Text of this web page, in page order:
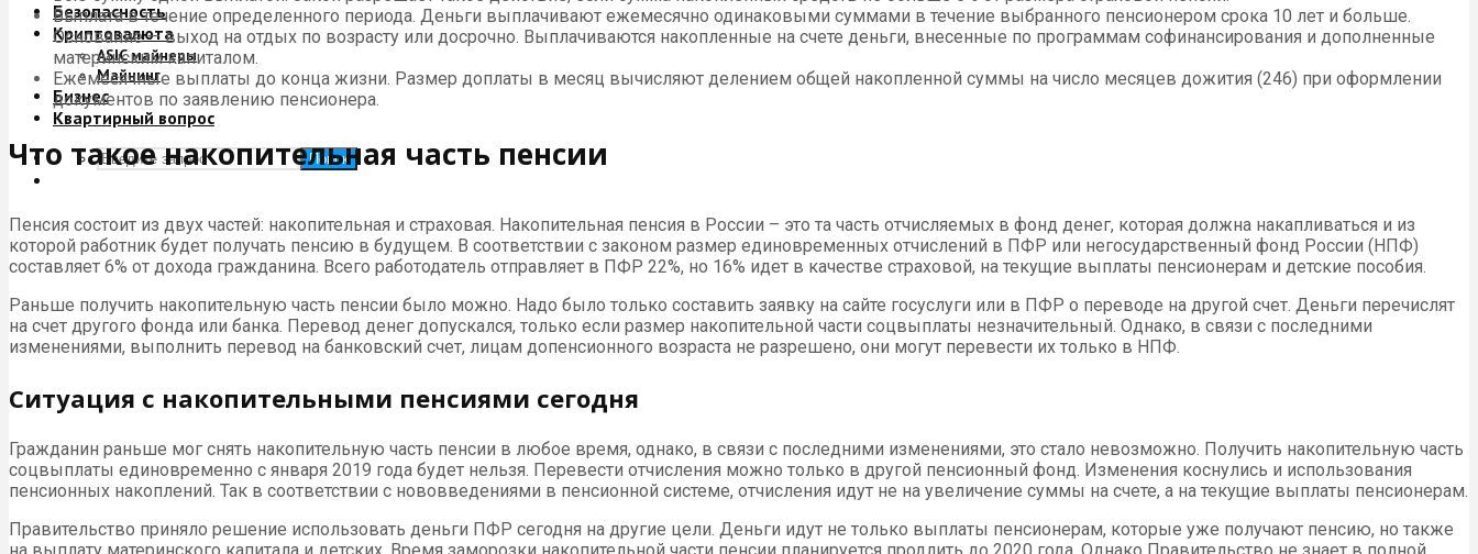
Безопасность
Криптовалюта
ASIC майнеры
Майнинг
Бизнес
Квартирный вопрос
Поиск
Выплата в течение определенного периода. Деньги выплачивают ежемесячно одинаковыми суммами в течение выбранного пенсионером срока 10 лет и больше.
Основание — выход на отдых по возрасту или досрочно. Выплачиваются накопленные на счете деньги, внесенные по программам софинансирования и дополненные
материнским капиталом.
Ежемесячные выплаты до конца жизни. Размер доплаты в месяц вычисляют делением общей накопленной суммы на число месяцев дожития (246) при оформлении
документов по заявлению пенсионера.
Что такое накопительная часть пенсии
Пенсия состоит из двух частей: накопительная и страховая. Накопительная пенсия в России – это та часть отчисляемых в фонд денег, которая должна накапливаться и из
которой работник будет получать пенсию в будущем. В соответствии с законом размер единовременных отчислений в ПФР или негосударственный фонд России (НПФ)
составляет 6% от дохода гражданина. Всего работодатель отправляет в ПФР 22%, но 16% идет в качестве страховой, на текущие выплаты пенсионерам и детские пособия.
Раньше получить накопительную часть пенсии было можно. Надо было только составить заявку на сайте госуслуги или в ПФР о переводе на другой счет. Деньги перечислят
на счет другого фонда или банка. Перевод денег допускался, только если размер накопительной части соцвыплаты незначительный. Однако, в связи с последними
изменениями, выполнить перевод на банковский счет, лицам допенсионного возраста не разрешено, они могут перевести их только в НПФ.
Ситуация с накопительными пенсиями сегодня
Гражданин раньше мог снять накопительную часть пенсии в любое время, однако, в связи с последними изменениями, это стало невозможно. Получить накопительную часть
соцвыплаты единовременно с января 2019 года будет нельзя. Перевести отчисления можно только в другой пенсионный фонд. Изменения коснулись и использования
пенсионных накоплений. Так в соответствии с нововведениями в пенсионной системе, отчисления идут не на увеличение суммы на счете, а на текущие выплаты пенсионерам.
Правительство приняло решение использовать деньги ПФР сегодня на другие цели. Деньги идут не только выплаты пенсионерам, которые уже получают пенсию, но также